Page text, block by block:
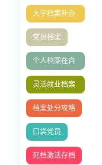
大学档案补办
流程
党员档案
个人档案在自
己手里怎么办
灵活就业档案
的处理方式
档案处分攻略
口袋党员
死档激活存档